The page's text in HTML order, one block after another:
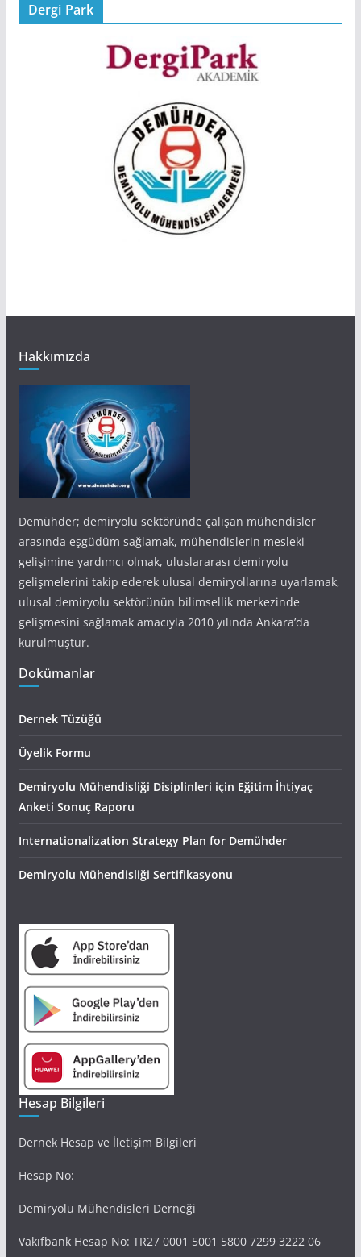
Dergi Park
Hakkımızda
Demühder; demiryolu sektöründe çalışan mühendisler
arasında eşgüdüm sağlamak, mühendislerin mesleki
gelişimine yardımcı olmak, uluslararası demiryolu
gelişmelerini takip ederek ulusal demiryollarına uyarlamak,
ulusal demiryolu sektörünün bilimsellik merkezinde
gelişmesini sağlamak amacıyla 2010 yılında Ankara’da
kurulmuştur.
Dokümanlar
Dernek Tüzüğü
Üyelik Formu
Demiryolu Mühendisliği Disiplinleri için Eğitim İhtiyaç
Anketi Sonuç Raporu
Internationalization Strategy Plan for Demühder
Demiryolu Mühendisliği Sertifikasyonu
Hesap Bilgileri
Dernek Hesap ve İletişim Bilgileri
Hesap No:
Demiryolu Mühendisleri Derneği
Vakıfbank Hesap No: TR27 0001 5001 5800 7299 3222 06